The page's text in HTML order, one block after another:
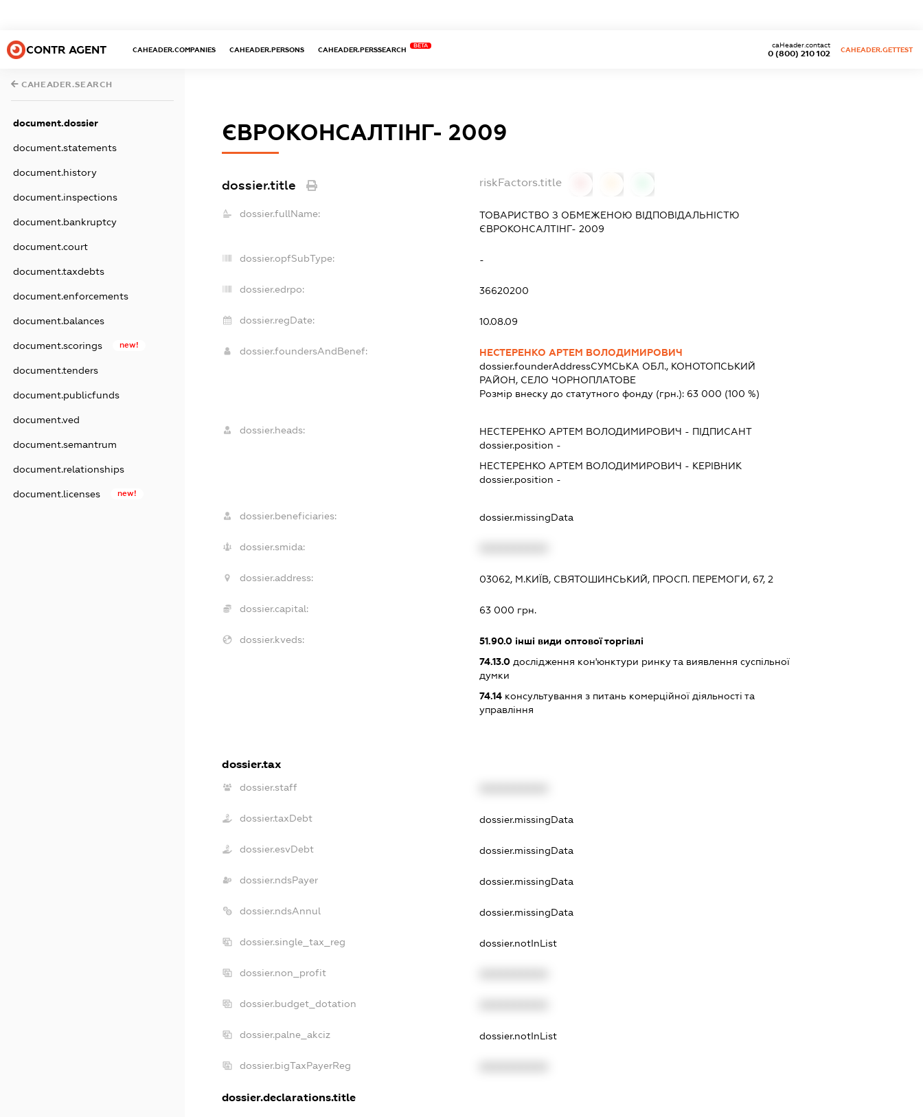
CONTR AGENT CAHEADER.COMPANIES CAHEADER.PERSONS CAHEADER.PERSSEARCH
BETA
0 (800) 210 102
caHeader.contact
CAHEADER.GETTEST
CAHEADER.SEARCH
document.dossier
document.statements
document.history
document.inspections
document.bankruptcy
document.court
document.taxdebts
document.enforcements
document.balances
document.scorings new!
document.tenders
document.publicfunds
document.ved
document.semantrum
document.relationships
document.licenses new!
ЄВРОКОНСАЛТІНГ- 2009
dossier.title riskFactors.title
dossier.fullName:
ТОВАРИСТВО З ОБМЕЖЕНОЮ ВІДПОВІДАЛЬНІСТЮ
ЄВРОКОНСАЛТІНГ- 2009
dossier.opfSubType: -
dossier.edrpo: 36620200
dossier.regDate: 10.08.09
dossier.foundersAndBenef:
НЕСТЕРЕНКО АРТЕМ ВОЛОДИМИРОВИЧ
dossier.founderAddressСУМСЬКА ОБЛ., КОНОТОПСЬКИЙ
РАЙОН, СЕЛО ЧОРНОПЛАТОВЕ
Розмір внеску до статутного фонду (грн.): 63 000 (100 %)
dossier.heads: НЕСТЕРЕНКО АРТЕМ ВОЛОДИМИРОВИЧ - ПІДПИСАНТ
dossier.position -
НЕСТЕРЕНКО АРТЕМ ВОЛОДИМИРОВИЧ - КЕРІВНИК
dossier.position -
dossier.beneficiaries: dossier.missingData
dossier.smida:
dossier.address: 03062, М.КИЇВ, СВЯТОШИНСЬКИЙ, ПРОСП. ПЕРЕМОГИ, 67, 2
dossier.capital: 63 000 грн.
dossier.kveds: 51.90.0інші види оптової торгівлі
74.13.0дослідження кон'юнктури ринку та виявлення суспільної
думки
74.14консультування з питань комерційної діяльності та
управління
dossier.tax
dossier.staff
dossier.taxDebt dossier.missingData
dossier.esvDebt dossier.missingData
dossier.ndsPayer dossier.missingData
dossier.ndsAnnul dossier.missingData
dossier.single_tax_reg dossier.notInList
dossier.non_profit
dossier.budget_dotation
dossier.palne_akciz dossier.notInList
dossier.bigTaxPayerReg
dossier.declarations.title